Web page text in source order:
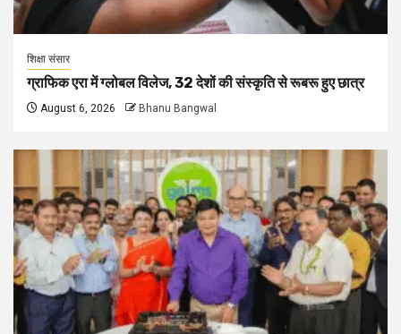
शिक्षा संसार
ग्राफिक एरा में ग्लोबल विलेज, 32 देशों की संस्कृति से रूबरू हुए छात्र
August 6, 2026 Bhanu Bangwal